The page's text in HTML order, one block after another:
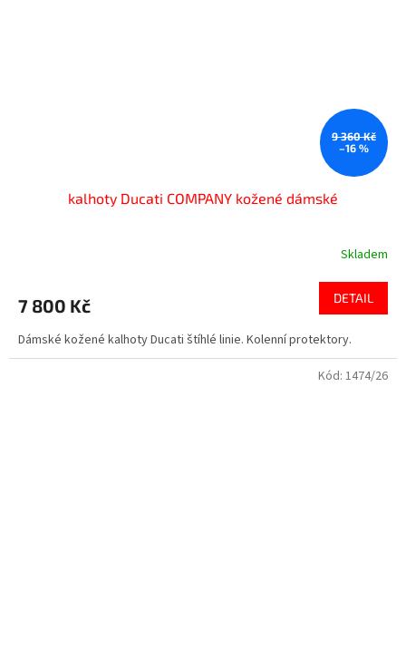
9 360 Kč
–16 %
kalhoty Ducati COMPANY kožené dámské
Skladem
7 800 Kč DETAIL
Dámské kožené kalhoty Ducati štíhlé linie. Kolenní protektory.
Kód: 1474/26